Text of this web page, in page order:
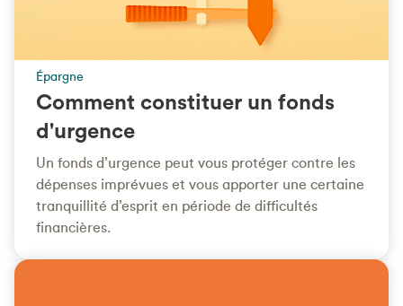
Épargne
Comment constituer un fonds
d'urgence
Un fonds d’urgence peut vous protéger contre les
dépenses imprévues et vous apporter une certaine
tranquillité d’esprit en période de difficultés
financières.